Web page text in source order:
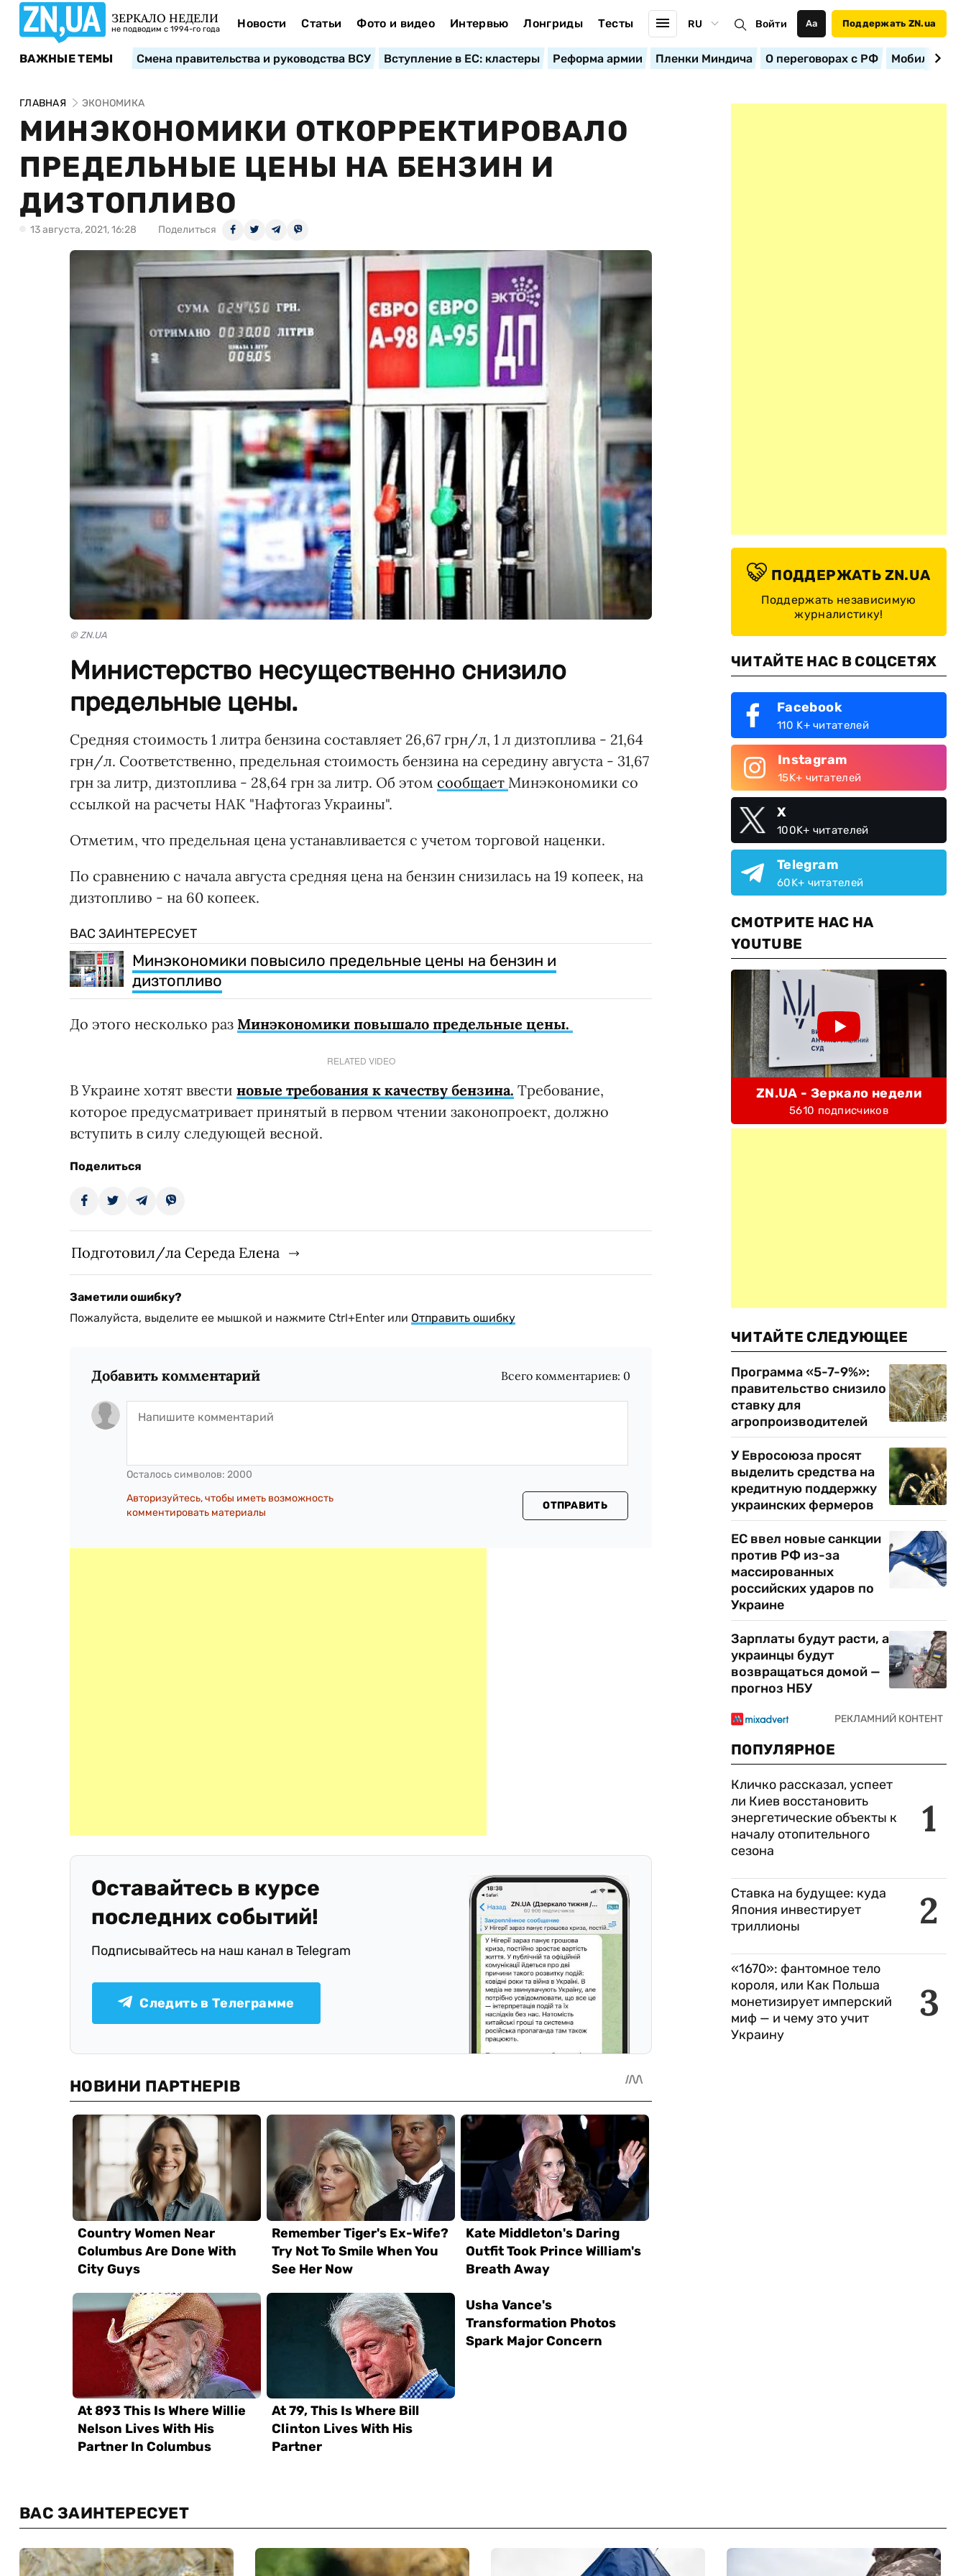
ЗЕРКАЛО НЕДЕЛИ
не подводим с 1994-го года Новости Статьи Фото и видео Интервью Лонгриды Тесты RU Войти Аа Поддержать ZN.ua
ВАЖНЫЕ ТЕМЫ Смена правительства и руководства ВСУ Вступление в ЕС: кластеры Реформа армии Пленки Миндича О переговорах с РФ
ГЛАВНАЯ ЭКОНОМИКА
МИНЭКОНОМИКИ ОТКОРРЕКТИРОВАЛО
ПРЕДЕЛЬНЫЕ ЦЕНЫ НА БЕНЗИН И
ДИЗТОПЛИВО
13 августа, 2021, 16:28 Поделиться
© ZN.UA
Министерство несущественно снизило
предельные цены.
Средняя стоимость 1 литра бензина составляет 26,67 грн/л, 1 л дизтоплива - 21,64
грн/л. Соответственно, предельная стоимость бензина на середину августа - 31,67
грн за литр, дизтоплива - 28,64 грн за литр. Об этом сообщает Минэкономики со
ссылкой на расчеты НАК "Нафтогаз Украины".
Отметим, что предельная цена устанавливается с учетом торговой наценки.
По сравнению с начала августа средняя цена на бензин снизилась на 19 копеек, на
дизтопливо - на 60 копеек.
ВАС ЗАИНТЕРЕСУЕТ
Минэкономики повысило предельные цены на бензин и
дизтопливо
До этого несколько раз Минэкономики повышало предельные цены.
RELATED VIDEO
В Украине хотят ввести новые требования к качеству бензина. Требование,
которое предусматривает принятый в первом чтении законопроект, должно
вступить в силу следующей весной.
Поделиться
Подготовил/ла Середа Елена
Заметили ошибку?
Пожалуйста, выделите ее мышкой и нажмите Ctrl+Enter или Отправить ошибку
Добавить комментарий Всего комментариев: 0
Осталось символов: 2000
Авторизуйтесь, чтобы иметь возможность
комментировать материалы
ОТПРАВИТЬ
Оставайтесь в курсе
последних событий!
Подписывайтесь на наш канал в Telegram
Следить в Телеграмме
ПОДДЕРЖАТЬ ZN.UA
Поддержать независимую
журналистику!
ЧИТАЙТЕ НАС В СОЦСЕТЯХ
Facebook
110 K+ читателей
Instagram
15K+ читателей
X
100K+ читателей
Telegram
60K+ читателей
СМОТРИТЕ НАС НА
YOUTUBE
ZN.UA - Зеркало недели
5610 подписчиков
ЧИТАЙТЕ СЛЕДУЮЩЕЕ
Программа «5-7-9%»:
правительство снизило
ставку для
агропроизводителей
У Евросоюза просят
выделить средства на
кредитную поддержку
украинских фермеров
ЕС ввел новые санкции
против РФ из-за
массированных
российских ударов по
Украине
Зарплаты будут расти, а
украинцы будут
возвращаться домой —
прогноз НБУ
ПОПУЛЯРНОЕ
1
Кличко рассказал, успеет
ли Киев восстановить
энергетические объекты к
началу отопительного
сезона
2
Ставка на будущее: куда
Япония инвестирует
триллионы
3
«1670»: фантомное тело
короля, или Как Польша
монетизирует имперский
миф — и чему это учит
Украину
ВАС ЗАИНТЕРЕСУЕТ